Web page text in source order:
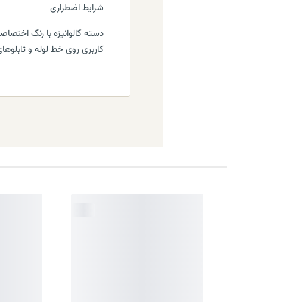
شرایط اضطراری
دسته گالوانیزه با رنگ
کاربری روی خط لوله و